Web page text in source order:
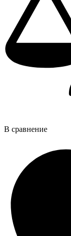
В сравнение